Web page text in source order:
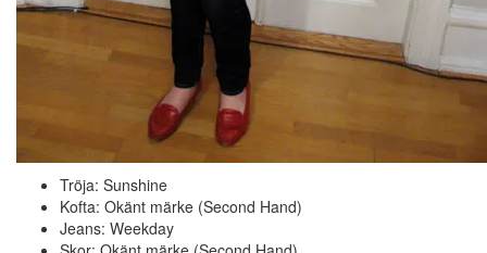
Tröja: Sunshine
Kofta: Okänt märke (Second Hand)
Jeans: Weekday